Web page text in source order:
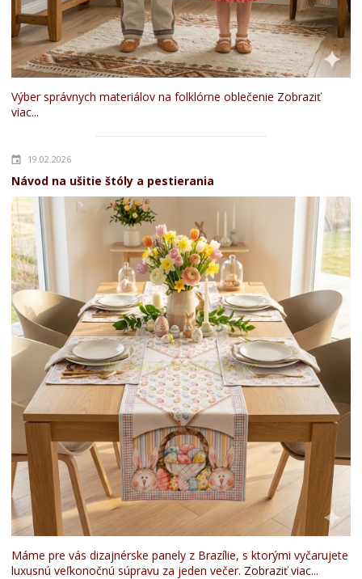
Výber správnych materiálov na folklórne oblečenie Zobraziť
viac...
19.02.2026
Návod na ušitie štóly a pestierania
Máme pre vás dizajnérske panely z Brazílie, s ktorými vyčarujete
luxusnú veľkonočnú súpravu za jeden večer. Zobraziť viac...